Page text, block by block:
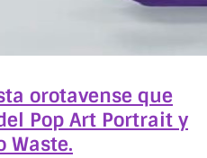
orotavense que
Pop Art Portrait y
Waste.